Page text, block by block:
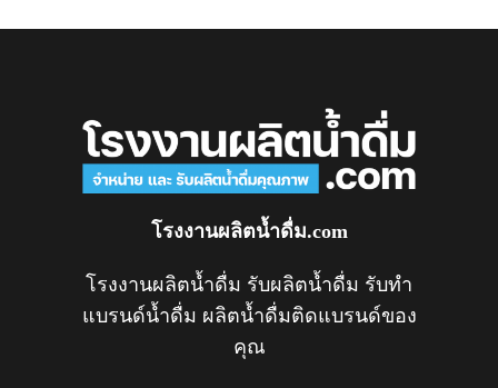
โรงงานผลิตน้ำดื่ม.com
โรงงานผลิตน้ำดื่ม รับผลิตน้ำดื่ม รับทำ
แบรนด์น้ำดื่ม ผลิตน้ำดื่มติดแบรนด์ของ
คุณ